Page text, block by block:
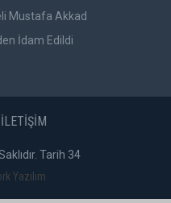
Mustafa Akkad
İdam Edildi
İLETİŞİM
Tarih 34
Yazılım